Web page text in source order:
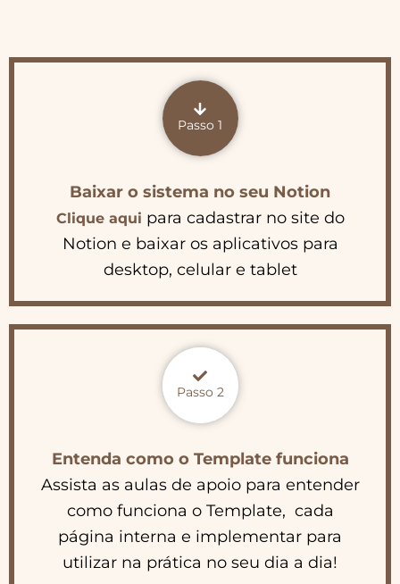
Passo 1
Baixar o sistema no seu Notion
Clique aqui para cadastrar no site do
Notion e baixar os aplicativos para
desktop, celular e tablet
Passo 2
Entenda como o Templatefunciona
Assista as aulas de apoio para entender
como funciona o Template, cada
página interna e implementar para
utilizar na prática no seu dia a dia!